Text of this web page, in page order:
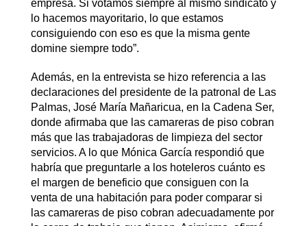
empresa. Si votamos siempre al mismo sindicato y
lo hacemos mayoritario, lo que estamos
consiguiendo con eso es que la misma gente
domine siempre todo”.
Además, en la entrevista se hizo referencia a las
declaraciones del presidente de la patronal de Las
Palmas, José María Mañaricua, en la Cadena Ser,
donde afirmaba que las camareras de piso cobran
más que las trabajadoras de limpieza del sector
servicios. A lo que Mónica García respondió que
habría que preguntarle a los hoteleros cuánto es
el margen de beneficio que consiguen con la
venta de una habitación para poder comparar si
las camareras de piso cobran adecuadamente por